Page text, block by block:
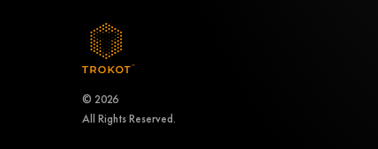
© 2026
All Rights Reserved.